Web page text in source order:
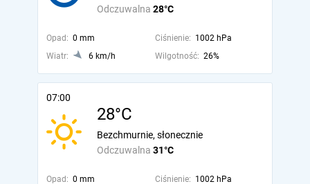
Odczuwalna 28°C
Opad: 0 mm Ciśnienie: 1002 hPa
Wiatr:
6 km/h Wilgotność: 26%
07:00
28°C
Odczuwalna 31°C
Bezchmurnie, słonecznie
Opad: 0 mm Ciśnienie: 1002 hPa